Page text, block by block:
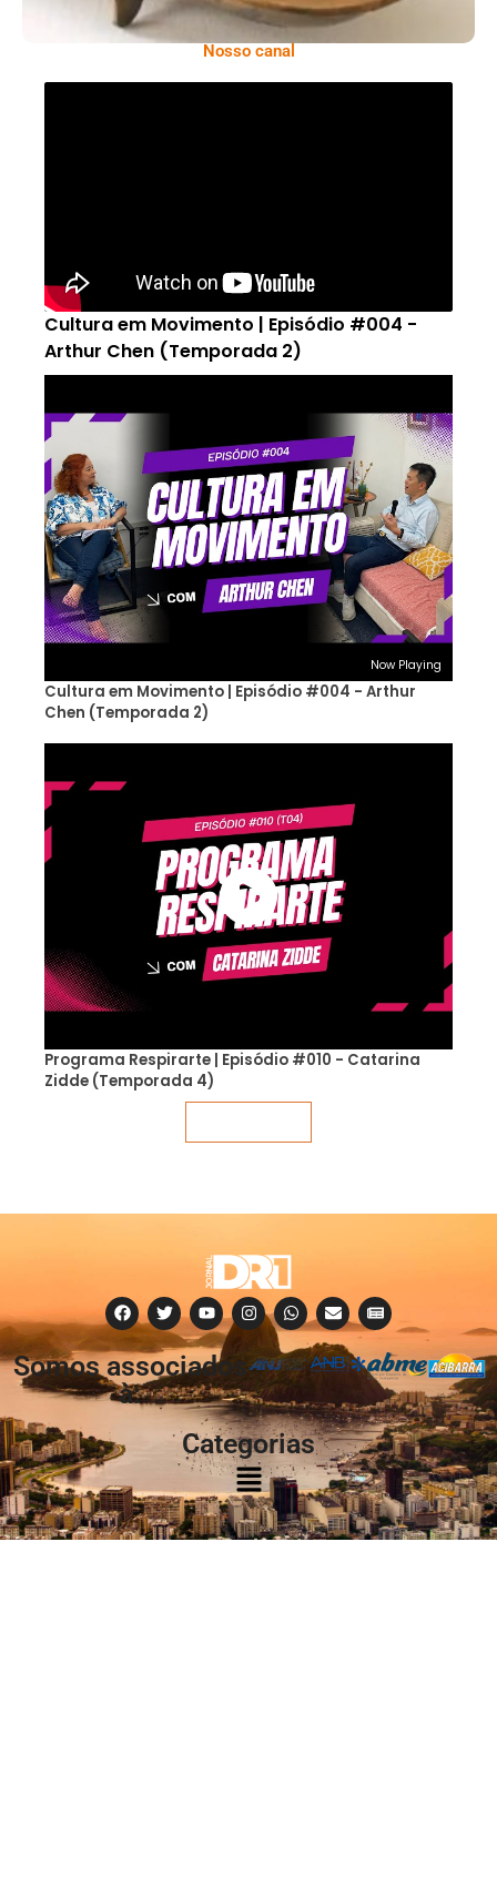
Nosso canal
Cultura em Movimento | Episódio #004 -
Arthur Chen (Temporada 2)
Now Playing
Cultura em Movimento | Episódio #004 - Arthur
Chen (Temporada 2)
Programa Respirarte | Episódio #010 - Catarina
Zidde (Temporada 4)
Somos associados
à:
Categorias